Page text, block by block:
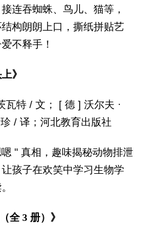
连吞蜘蛛、鸟儿、猫等，
构朗朗上口，撕纸拼贴艺
不释手！
》
瓦特 / 文； [ 德 ] 沃尔夫 ·
/ 译；河北教育出版社
" 真相，趣味揭秘动物排泄
孩子在欢笑中学习生物学
全 3 册）》